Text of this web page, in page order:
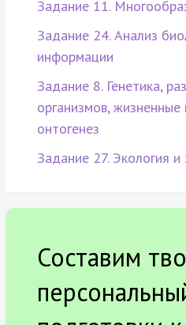
Задание 11.
Задание 24. Анализ
информации
Задание 8. Генетика,
организмов,
онтогенез
Задание 27. Экология и
Составим